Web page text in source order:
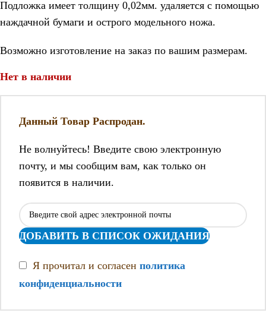
Подложка имеет толщину 0,02мм. удаляется с помощью
наждачной бумаги и острого модельного ножа.
Возможно изготовление на заказ по вашим размерам.
Нет в наличии
Данный Товар Распродан.
Не волнуйтесь! Введите свою электронную
почту, и мы сообщим вам, как только он
появится в наличии.
ДОБАВИТЬ В СПИСОК ОЖИДАНИЯ
Я прочитал и согласен политика
конфиденциальности